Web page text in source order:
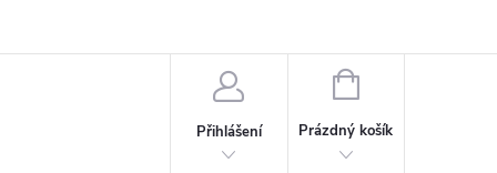
Přihlášení
NÁKUPNÍ
Prázdný košík